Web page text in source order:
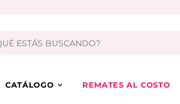
CATÁLOGO REMATES AL COSTO